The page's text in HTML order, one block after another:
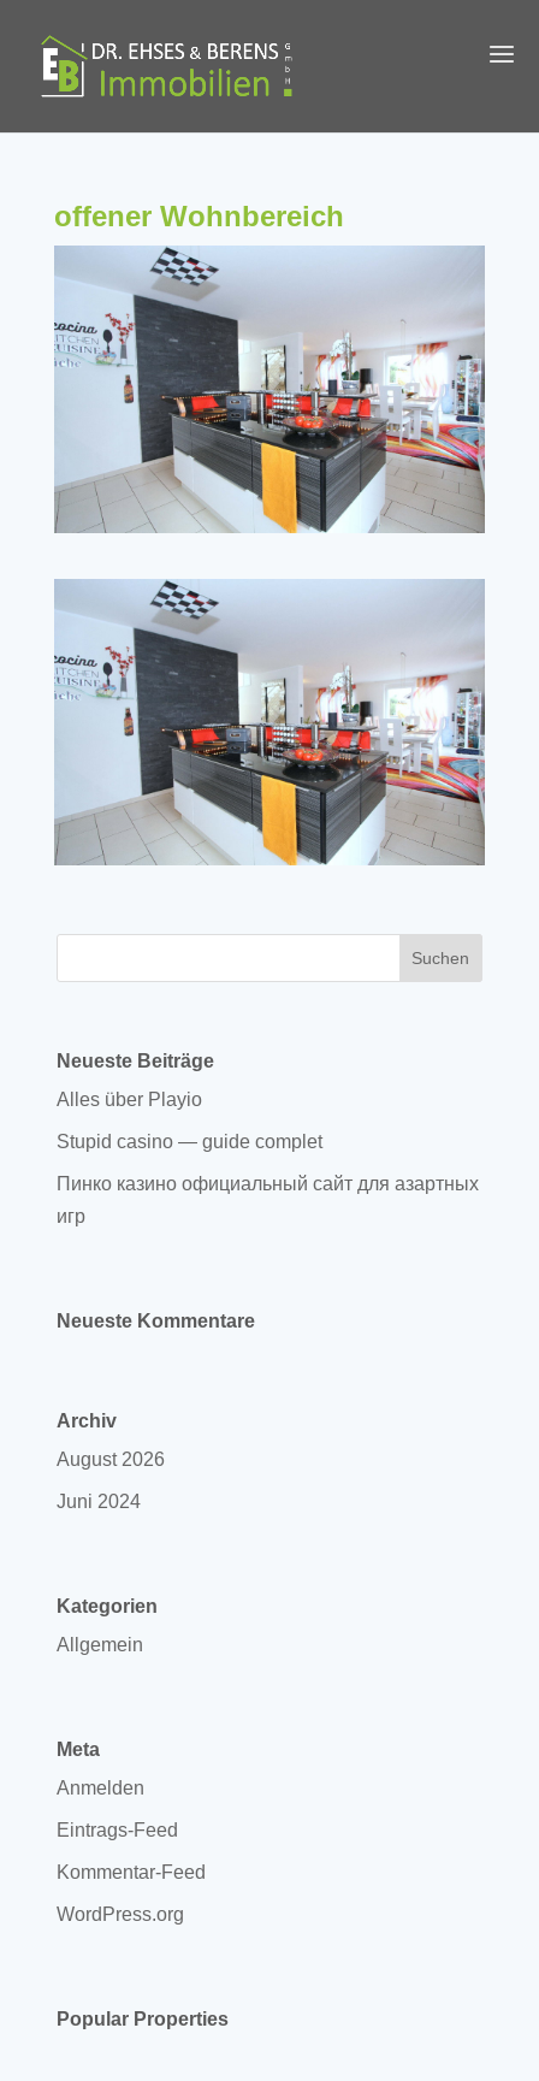
offener Wohnbereich
Neueste Beiträge
Alles über Playio
Stupid casino — guide complet
Пинко казино официальный сайт для азартных
игр
Neueste Kommentare
Archiv
August 2026
Juni 2024
Kategorien
Allgemein
Meta
Anmelden
Eintrags-Feed
Kommentar-Feed
WordPress.org
Popular Properties